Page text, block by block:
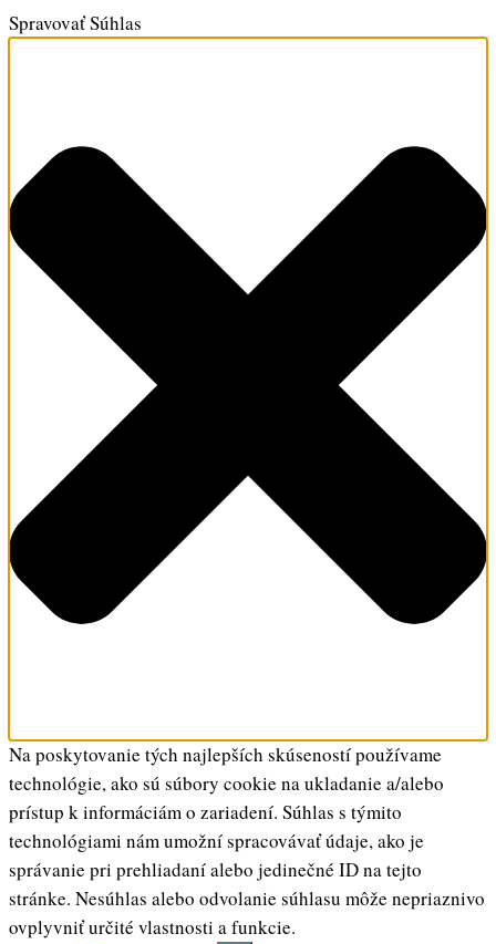
Spravovať Súhlas
Na poskytovanie tých najlepších skúseností používame
technológie, ako sú súbory cookie na ukladanie a/alebo
prístup k informáciám o zariadení. Súhlas s týmito
technológiami nám umožní spracovávať údaje, ako je
správanie pri prehliadaní alebo jedinečné ID na tejto
stránke. Nesúhlas alebo odvolanie súhlasu môže nepriaznivo
ovplyvniť určité vlastnosti a funkcie.